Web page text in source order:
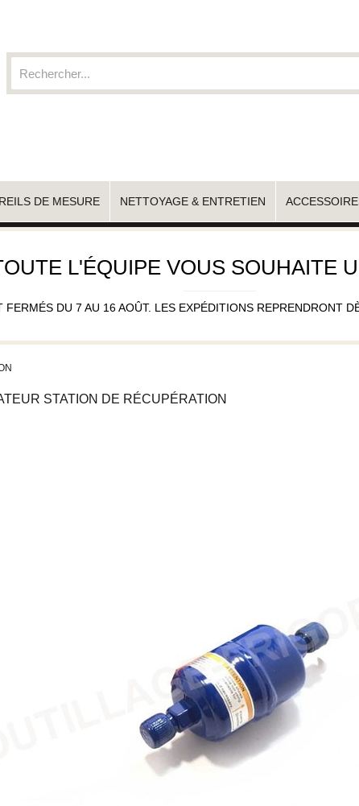
DE MESURE NETTOYAGE & ENTRETIEN
L'ÉQUIPE VOUS SOUHAITE
FERMÉS DU 7 AU 16 AOÛT. LES EXPÉDITIONS REPRENDRONT
STATION DE RÉCUPÉRATION